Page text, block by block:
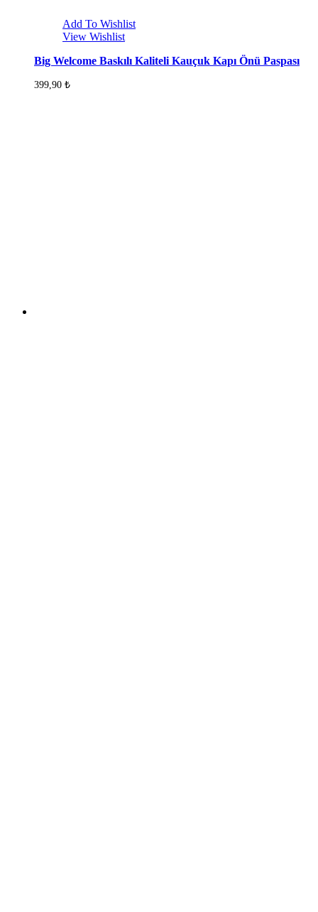
Add To Wishlist
View Wishlist
Big Welcome Baskılı Kaliteli Kauçuk Kapı Önü Paspası
399,90 ₺